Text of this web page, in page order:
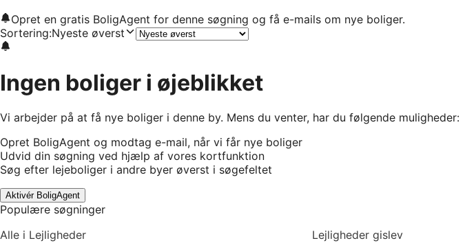
Opret en gratis BoligAgent for denne søgning og få e-mails om nye boliger.
Sortering:Nyeste øverst
Ingen boliger i øjeblikket
Vi arbejder på at få nye boliger i denne by. Mens du venter, har du følgende muligheder:
Opret BoligAgent og modtag e-mail, når vi får nye boliger
Udvid din søgning ved hjælp af vores kortfunktion
Søg efter lejeboliger i andre byer øverst i søgefeltet
Aktivér BoligAgent
Populære søgninger
Alle i Lejligheder
Lejligheder gislev